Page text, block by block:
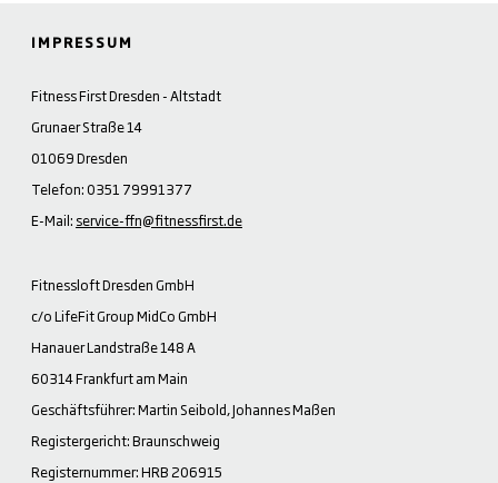
IMPRESSUM
Fitness First Dresden - Altstadt
Grunaer Straße 14
01069 Dresden
Telefon: 0351 79991377
E-Mail: service-ffn@fitnessfirst.de
Fitnessloft Dresden GmbH
c/o LifeFit Group MidCo GmbH
Hanauer Landstraße 148 A
60314 Frankfurt am Main
Geschäftsführer: Martin Seibold, Johannes Maßen
Registergericht: Braunschweig
Registernummer: HRB 206915